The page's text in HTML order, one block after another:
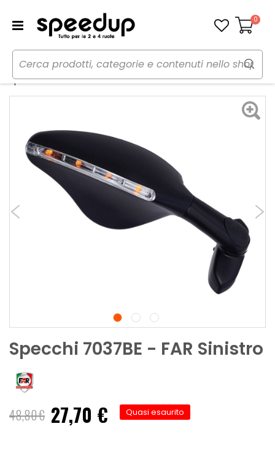
Carrello
0
Home Moto Estetica e protezioni moto
Specchi
Specchi 7037BE - FAR
Specchi 7037BE - FAR Sinistro
48,80 € Prezzo
speciale
27,70 € Quasi esaurito